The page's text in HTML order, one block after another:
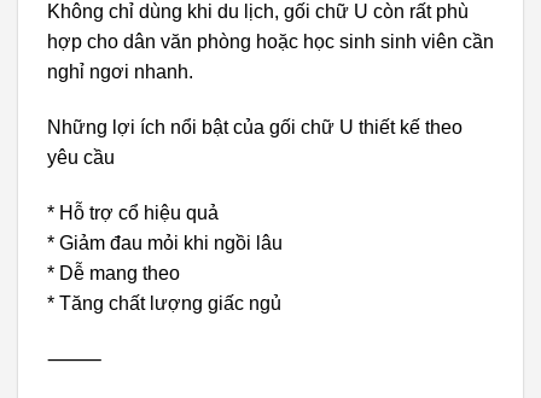
Không chỉ dùng khi du lịch, gối chữ U còn rất phù
hợp cho dân văn phòng hoặc học sinh sinh viên cần
nghỉ ngơi nhanh.
Những lợi ích nổi bật của gối chữ U thiết kế theo
yêu cầu
* Hỗ trợ cổ hiệu quả
* Giảm đau mỏi khi ngồi lâu
* Dễ mang theo
* Tăng chất lượng giấc ngủ
⸻